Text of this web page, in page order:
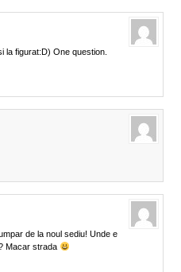
la figurat:D) One question.
de la noul sediu! Unde e
Macar strada